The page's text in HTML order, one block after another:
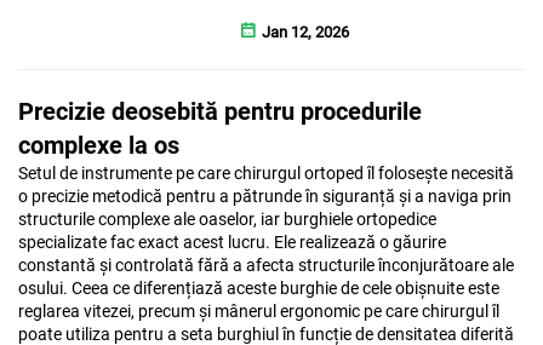
Jan 12, 2026
Precizie deosebită pentru procedurile
complexe la os
Setul de instrumente pe care chirurgul ortoped îl folosește necesită
o precizie metodică pentru a pătrunde în siguranță și a naviga prin
structurile complexe ale oaselor, iar burghiele ortopedice
specializate fac exact acest lucru. Ele realizează o găurire
constantă și controlată fără a afecta structurile înconjurătoare ale
osului. Ceea ce diferențiază aceste burghie de cele obișnuite este
reglarea vitezei, precum și mânerul ergonomic pe care chirurgul îl
poate utiliza pentru a seta burghiul în funcție de densitatea diferită